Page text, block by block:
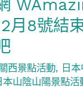
月8號結
西景點活動, 日
本山陰山陽景點活